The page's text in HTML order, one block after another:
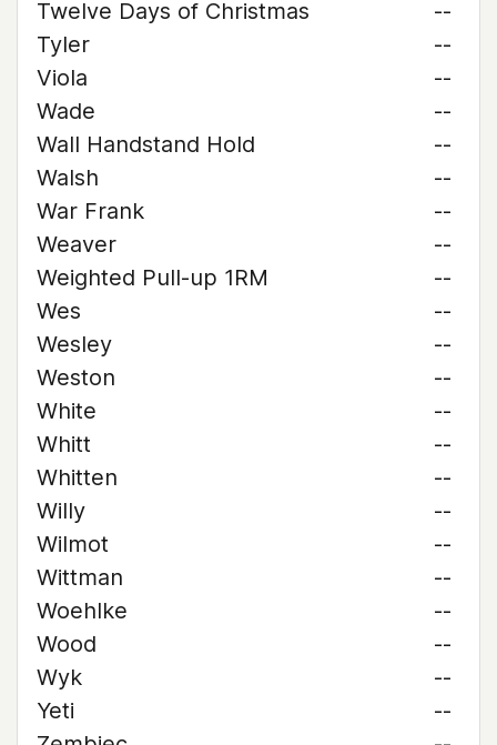
Twelve Days of Christmas
--
Tyler
--
Viola
--
Wade
--
Wall Handstand Hold
--
Walsh
--
War Frank
--
Weaver
--
Weighted Pull-up 1RM
--
Wes
--
Wesley
--
Weston
--
White
--
Whitt
--
Whitten
--
Willy
--
Wilmot
--
Wittman
--
Woehlke
--
Wood
--
Wyk
--
Yeti
--